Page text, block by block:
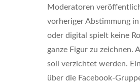
Moderatoren
vorheriger Abstimmung
oder digital spielt keine
ganze Figur zu zeichnen.
soll verzichtet werden.
über die Facebook-